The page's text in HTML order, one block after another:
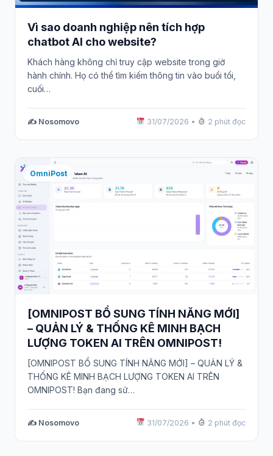
Vì sao doanh nghiệp nên tích hợp
chatbot AI cho website?
Khách hàng không chỉ truy cập website trong giờ
hành chính. Họ có thể tìm kiếm thông tin vào buổi tối,
cuối…
✍️ Nosomovo 31/07/2026 • 2 phút đọc
OmniPost
[OMNIPOST BỔ SUNG TÍNH NĂNG MỚI]
– QUẢN LÝ & THỐNG KÊ MINH BẠCH
LƯỢNG TOKEN AI TRÊN OMNIPOST!
[OMNIPOST BỔ SUNG TÍNH NĂNG MỚI] – QUẢN LÝ &
THỐNG KÊ MINH BẠCH LƯỢNG TOKEN AI TRÊN
OMNIPOST! Bạn đang sử…
✍️ Nosomovo 31/07/2026 • 2 phút đọc